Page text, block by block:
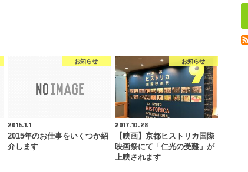
お知らせ
2016.1.1
2015年のお仕事をいくつか紹
介します
お知らせ
2017.10.28
【映画】京都ヒストリカ国際
映画祭にて「仁光の受難」が
上映されます